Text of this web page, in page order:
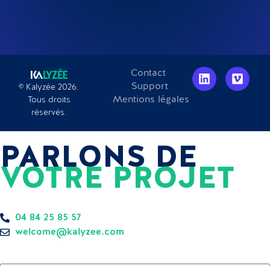
© Kalyzée 2026.
Tous droits
réservés.
Contact
Support
Mentions légales
PARLONS DE
VOTRE PROJET
04 84 25 85 57
welcome@kalyzee.com